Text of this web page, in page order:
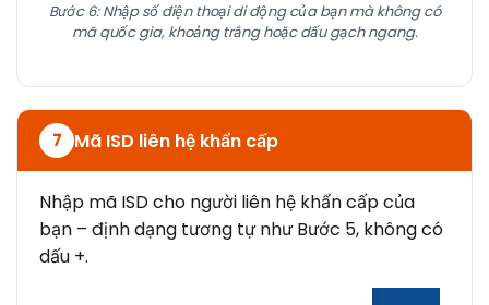
Bước 6: Nhập số điện thoại di động của bạn mà không có
mã quốc gia, khoảng trắng hoặc dấu gạch ngang.
7 Mã ISD liên hệ khẩn cấp
Nhập mã ISD cho người liên hệ khẩn cấp của
bạn – định dạng tương tự như Bước 5, không có
dấu +.